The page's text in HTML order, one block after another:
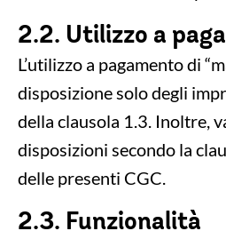
2.2. Utilizzo a
L’utilizzo a pagamento di
disposizione solo degli
della clausola 1.3. Inoltre,
disposizioni secondo la
delle presenti CGC.
2.3. Funzionalità